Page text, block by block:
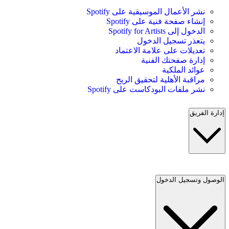
نشر الأعمال الموسيقية على Spotify
إنشاء صفحة فنية على Spotify
الدخول إلى Spotify for Artists
يتعذر تسجيل الدخول
تعديلات على علامة الاعتماد
إدارة صفحتك الفنية
عوائد الملكية
مراقبة الأهلية لتحقيق الربح
نشر ملفات البودكاست على Spotify
إدارة الفريق
الوصول وتسجيل الدخول